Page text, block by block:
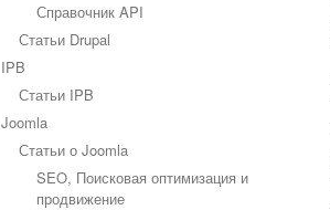
Справочник API
Статьи Drupal
IPB
Статьи IPB
Joomla
Статьи о Joomla
SEO, Поисковая оптимизация и
продвижение